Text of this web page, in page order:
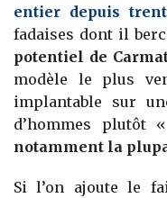
entier depuis
fadaises dont il
potentiel de
modèle le plus
implantable sur
d’hommes plutôt
notamment la
Si l’on ajoute le